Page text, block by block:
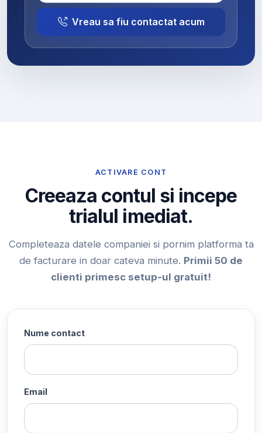
Vreau sa fiu contactat acum
ACTIVARE CONT
Creeaza contul si incepe
trialul imediat.
Completeaza datele companiei si pornim platforma ta
de facturare in doar cateva minute. Primii 50 de
clienti primesc setup-ul gratuit!
Nume contact
Email